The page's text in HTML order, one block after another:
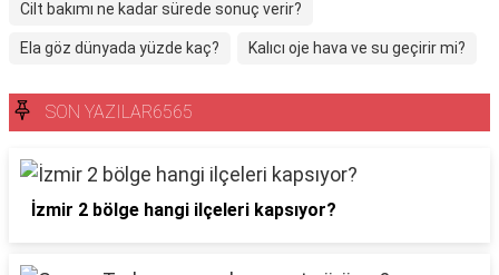
Cilt bakımı ne kadar sürede sonuç verir?
Ela göz dünyada yüzde kaç? Kalıcı oje hava ve su geçirir mi?
SON YAZILAR6565
İzmir 2 bölge hangi ilçeleri kapsıyor?